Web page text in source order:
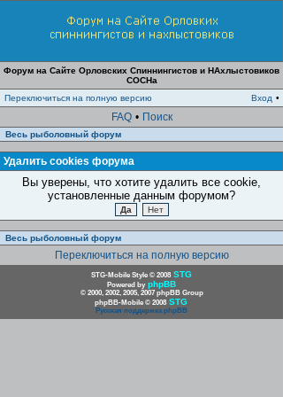
Форум на Сайте Орловских Спиннингистов и НАхлыстовиков
СОСНа
Переключиться на полную версию
Вход •
FAQ • Поиск
Весь рыболовный форум
Удалить cookies форума
Вы уверены, что хотите удалить все cookie,
установленные данным форумом?
Весь рыболовный форум
Переключиться на полную версию
STG-Mobile Style © 2008 STG
Powered by phpBB
© 2000, 2002, 2005, 2007 phpBB Group
phpBB-Mobile © 2008 STG
Русская поддержка phpBB